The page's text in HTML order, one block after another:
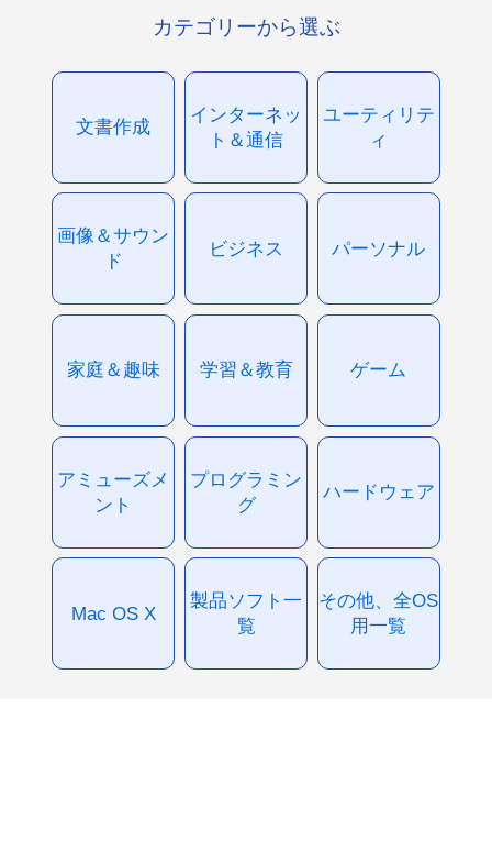
カテゴリーから選ぶ
文書作成
インターネッ
ト＆通信
ユーティリテ
ィ
画像＆サウン
ド
ビジネス パーソナル
家庭＆趣味 学習＆教育 ゲーム
アミューズメ
ント
プログラミン
グ
ハードウェア
Mac OS X
製品ソフト一
覧
その他、全OS
用一覧